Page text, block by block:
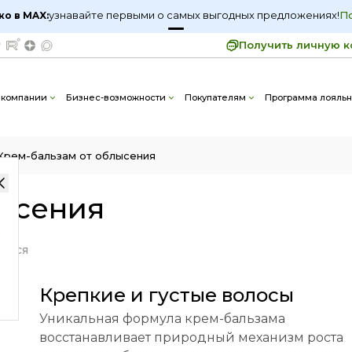
в MAX:узнавайте первыми о самых выгодных предложениях!
Получить личную
Бизнес-возможности Покупателям Программа
в MAX:узнавайте первыми о самых выгодных предложениях!
бальзам от облысения
Крепкие и густые волосы
Уникальная формула крем-бальзама
восстанавливает природный механизм роста